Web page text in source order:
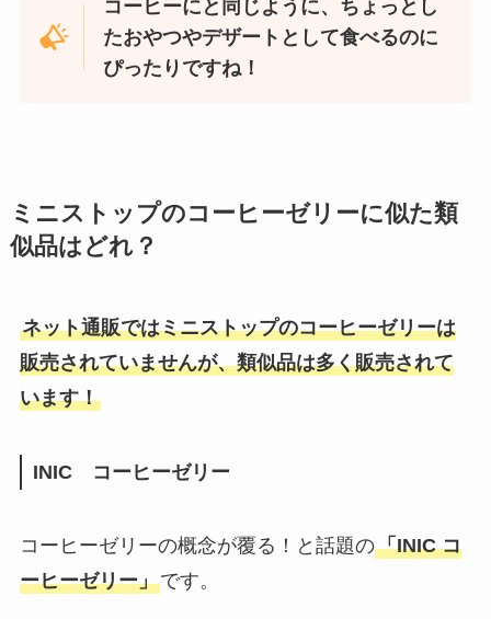
コーヒーにと同じように、ちょっとし
たおやつやデザートとして食べるのに
ぴったりですね！
ミニストップのコーヒーゼリーに似た類
似品はどれ？
ネット通販ではミニストップのコーヒーゼリーは
販売されていませんが、類似品は多く販売されて
います！
INIC コーヒーゼリー
コーヒーゼリーの概念が覆る！と話題の「INIC コ
ーヒーゼリー」です。